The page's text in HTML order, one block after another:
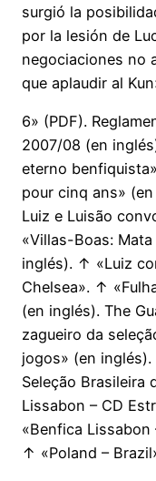
surgió la
por la lesión de
negociaciones no
que aplaudir al
6» (PDF).
2007/08 (en
eterno
pour cinq ans»
Luiz e Luisão
«Villas-Boas:
inglés). ↑ «Luiz
Chelsea». ↑
(en inglés). The
zagueiro da
jogos» (en
Seleção Brasileira
Lissabon – CD
«Benfica
↑ «Poland –